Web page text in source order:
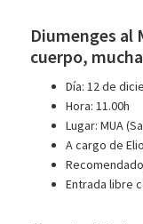
Diumenges al
cuerpo,
Día: 12 de
Hora: 11.00h
Lugar: MUA
A cargo de
Entrada libre